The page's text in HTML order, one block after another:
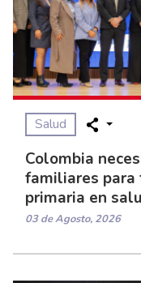
Salud
Colombia
familiares
primaria en
03 de Agosto, 2026